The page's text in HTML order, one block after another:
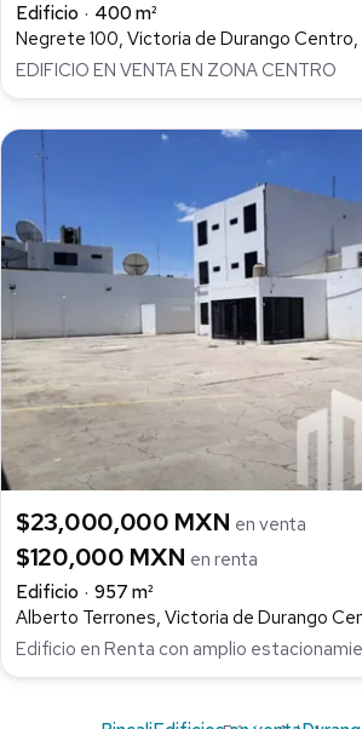
Edificio
400 m²
Negrete 100, Victoria de Durango Centro,
EDIFICIO EN VENTA EN ZONA CENTRO
$23,000,000 MXN en venta
$120,000 MXN en renta
Edificio
957 m²
Alberto Terrones, Victoria de Durango
Edificio en Renta con amplio